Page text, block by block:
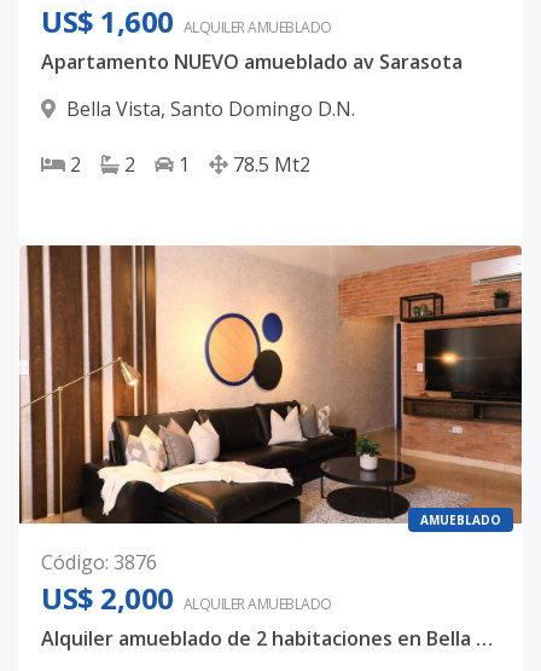
US$ 1,600 ALQUILERAMUEBLADO
Apartamento NUEVO amueblado av Sarasota
Bella Vista, Santo Domingo D.N.
2 2 1 78.5 Mt2
AMUEBLADO
Código: 3876
US$ 2,000 ALQUILERAMUEBLADO
Alquiler amueblado de 2 habitaciones en Bella Vista